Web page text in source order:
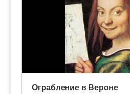
XIX век до наших дней
Верона
Ограбление в Вероне